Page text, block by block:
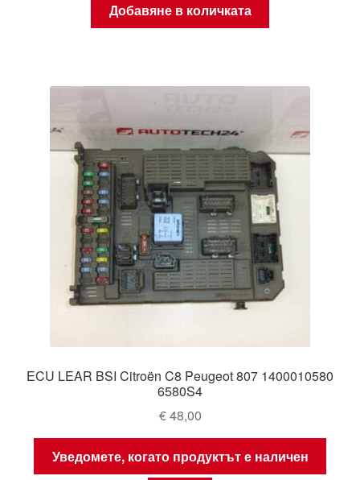
Добавяне в количката
ECU LEAR BSI Citroën C8 Peugeot 807 1400010580
6580S4
€48,00
Уведомете, когато продуктът е наличен